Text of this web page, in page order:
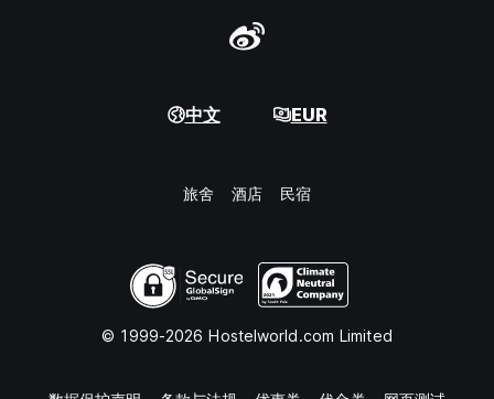
中文 EUR
旅舍 酒店 民宿
© 1999-2026 Hostelworld.com Limited